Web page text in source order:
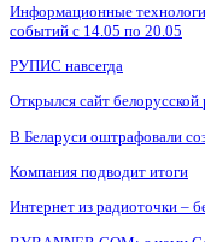
Информационные
событий с 14.05 по 20.05
РУПИС навсегда
Открылся сайт белорусской
В Беларуси оштрафовали
Компания подводит итоги
Интернет из радиоточки –